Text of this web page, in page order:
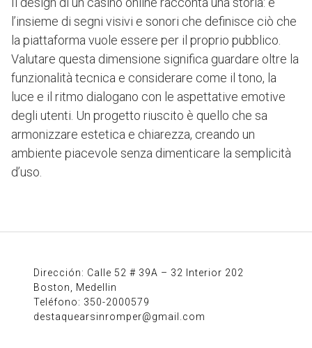
l’insieme di segni visivi e sonori che definisce ciò che
la piattaforma vuole essere per il proprio pubblico.
Valutare questa dimensione significa guardare oltre la
funzionalità tecnica e considerare come il tono, la
luce e il ritmo dialogano con le aspettative emotive
degli utenti. Un progetto riuscito è quello che sa
armonizzare estetica e chiarezza, creando un
ambiente piacevole senza dimenticare la semplicità
d’uso.
Dirección: Calle 52 # 39A – 32 Interior 202
Boston, Medellin
Teléfono: 350-2000579
destaquearsinromper@gmail.com